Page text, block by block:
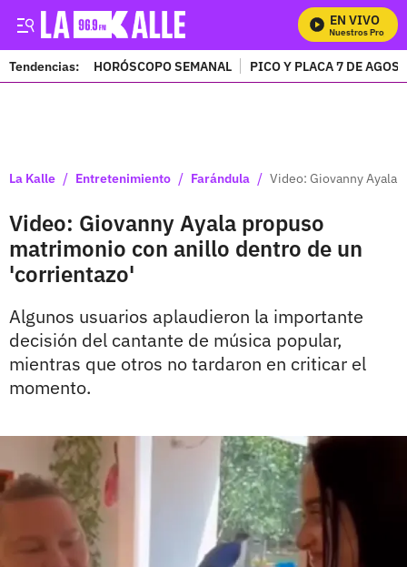
EN VIVO
Mira Todos Nuestros
Tendencias: HORÓSCOPO SEMANAL PICO Y PLACA 7 DE
La Kalle / Entretenimiento / Farándula / Video: Giovanny Ayala
Video: Giovanny Ayala propuso
matrimonio con anillo dentro de un
'corrientazo'
Algunos usuarios aplaudieron la importante
decisión del cantante de música popular,
mientras que otros no tardaron en criticar el
momento.